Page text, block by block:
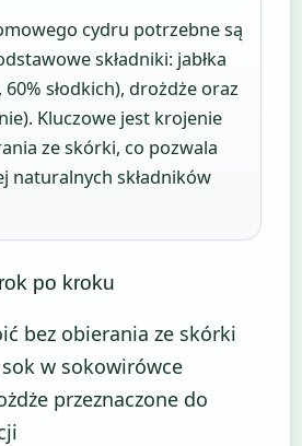
cydru potrzebne są
składniki: jabłka
słodkich), drożdże oraz
Kluczowe jest krojenie
ze skórki, co pozwala
naturalnych składników
po kroku
bez obierania ze skórki
w sokowirówce
przeznaczone do